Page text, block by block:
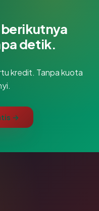
detik.
kredit. Tanpa kuota
→